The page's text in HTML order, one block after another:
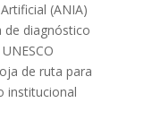
(ANIA)
de diagnóstico
de ruta para
institucional